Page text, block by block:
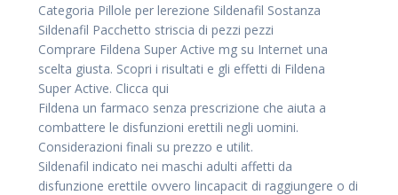
Categoria Pillole per lerezione Sildenafil Sostanza
Sildenafil Pacchetto striscia di pezzi pezzi
Comprare Fildena Super Active mg su Internet una
scelta giusta. Scopri i risultati e gli effetti di Fildena
Super Active. Clicca qui
Fildena un farmaco senza prescrizione che aiuta a
combattere le disfunzioni erettili negli uomini.
Considerazioni finali su prezzo e utilit.
Sildenafil indicato nei maschi adulti affetti da
disfunzione erettile ovvero lincapacit di raggiungere o di